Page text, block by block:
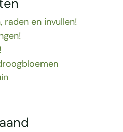
raden en invullen!